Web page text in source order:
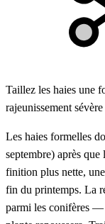
Taillez les haies une
rajeunissement
Les haies formelles
septembre) après
finition plus nette,
fin du printemps. La
parmi les conifères —